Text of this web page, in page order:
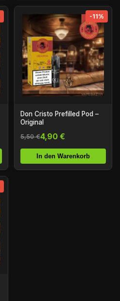
-11%
Don Cristo Prefilled Pod –
Original
5,50 €4,90 €
In den Warenkorb